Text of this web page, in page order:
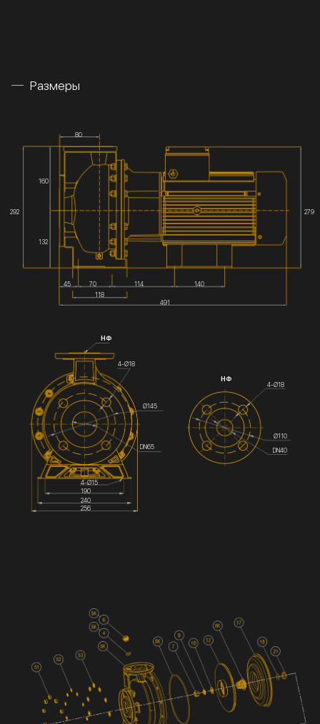
Размеры
80
292
160
132
279
45 70 114
140
118
491
НФ
НФ
DN65
DN40
4-Ø18
Ø145
4-Ø15
190
240
256
4-Ø18
Ø110